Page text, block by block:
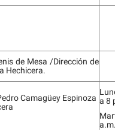
de Mesa /Dirección de
Hechicera.
Camagüey Espinoza a 8